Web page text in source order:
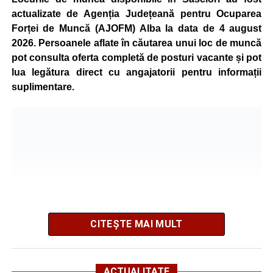
energetic este acoperită prin producția proprie de energie,
realizată cu ajutorul panourilor fotovoltaice și al unităților
de cogenerare.
Reprezentanții companiei afirmă că vor continua
colaborarea cu autoritățile și operatorii din domeniul
energetic pentru a contribui la depășirea perioadei dificile
Ultimele știri din Sebeș
actualizate de Agenția Județeană pentru Ocuparea
Forței de Muncă (AJOFM) Alba la data de 4 august
2026. Persoanele aflate în căutarea unui loc de muncă
pot consulta oferta completă de posturi vacante și pot
lua legătura direct cu angajatorii pentru informații
suplimentare.
CITEȘTE MAI MULT